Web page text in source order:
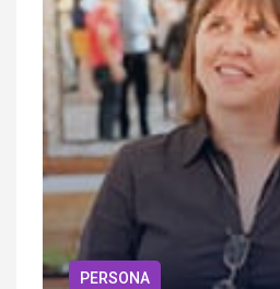
PERSONA